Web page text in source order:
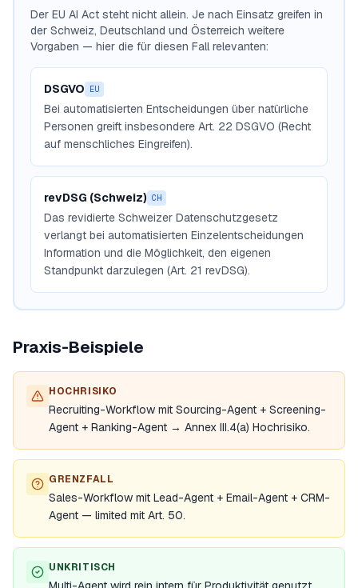
Der EU AI Act steht nicht allein. Je nach Einsatz greifen in
der Schweiz, Deutschland und Österreich weitere
Vorgaben — hier die für diesen Fall relevanten:
DSGVO EU
Bei automatisierten Entscheidungen über natürliche
Personen greift insbesondere Art. 22 DSGVO (Recht
auf menschliches Eingreifen).
revDSG (Schweiz) CH
Das revidierte Schweizer Datenschutzgesetz
verlangt bei automatisierten Einzelentscheidungen
Information und die Möglichkeit, den eigenen
Standpunkt darzulegen (Art. 21 revDSG).
Praxis-Beispiele
HOCHRISIKO
Recruiting-Workflow mit Sourcing-Agent + Screening-
Agent + Ranking-Agent → Annex III.4(a) Hochrisiko.
GRENZFALL
Sales-Workflow mit Lead-Agent + Email-Agent + CRM-
Agent — limited mit Art. 50.
UNKRITISCH